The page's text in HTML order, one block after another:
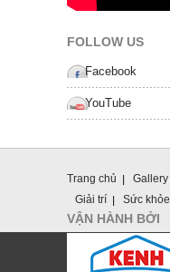
FOLLOW US
Facebook
YouTube
Trang chủ Gallery
Giải trí
Sức khỏe
VẬN HÀNH BỞI